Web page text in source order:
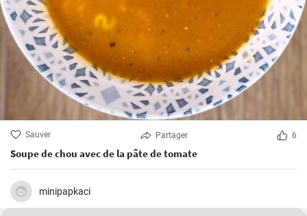
Sauver Partager 6
Soupe de chou avec de la pâte de tomate
minipapkaci